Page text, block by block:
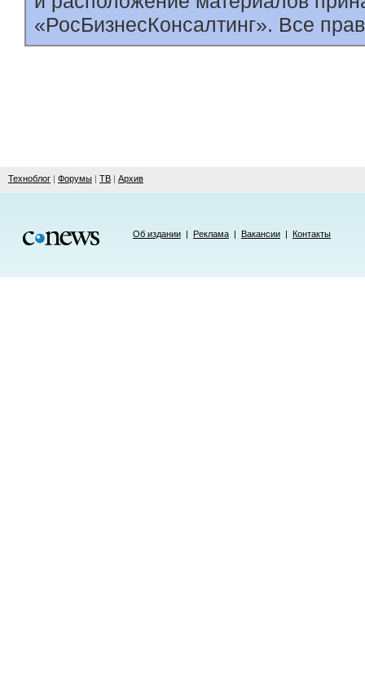
«РосБизнесКонсалтинг». Все
Техноблог | Форумы | ТВ | Архив
Об издании | Реклама | Вакансии | Контакты